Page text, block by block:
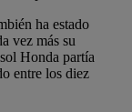
ha estado
vez más su
Honda partía
entre los diez